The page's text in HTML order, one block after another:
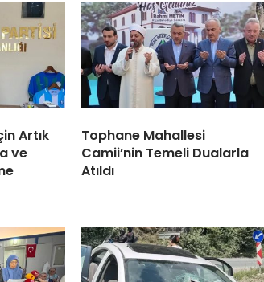
Artık
ve
Tophane Mahallesi
Camii’nin Temeli Dualarla
Atıldı